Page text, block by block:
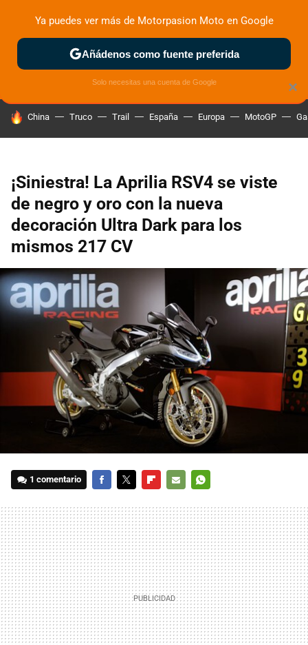
ZONA DE PRUEBAS DEPORTIVAS MOTOS ELÉCTRICAS
HOY SE HABLA DE
China Truco Trail España Europa MotoGP
¡Siniestra! La Aprilia RSV4 se viste
de negro y oro con la nueva
decoración Ultra Dark para los
mismos 217 CV
1 comentario
MAIL
×
Ya puedes ver más de Motorpasion Moto en Google
Añádenos como fuente preferida
Solo necesitas una cuenta de Google